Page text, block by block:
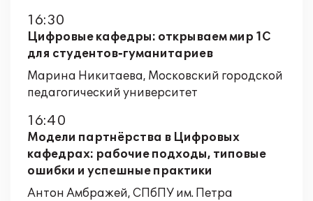
16:30
Цифровые кафедры: открываем мир 1С
для студентов‑гуманитариев
Марина Никитаева, Московский городской
педагогический университет
16:40
Модели партнёрства в Цифровых
кафедрах: рабочие подходы, типовые
ошибки и успешные практики
Антон Амбражей, СПбПУ им. Петра